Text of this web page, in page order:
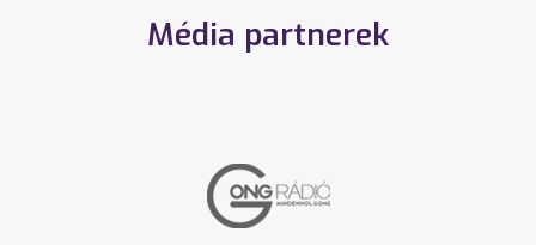
Média partnerek